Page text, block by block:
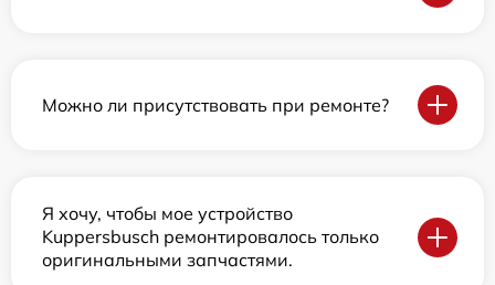
Можно ли присутствовать при ремонте?
Я хочу, чтобы мое устройство
Kuppersbusch ремонтировалось только
оригинальными запчастями.